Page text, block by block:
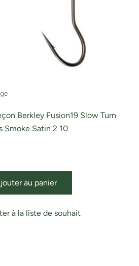
Berkley Fusion19 Slow Turn
Smoke Satin 2 10
au panier
à la liste de souhait